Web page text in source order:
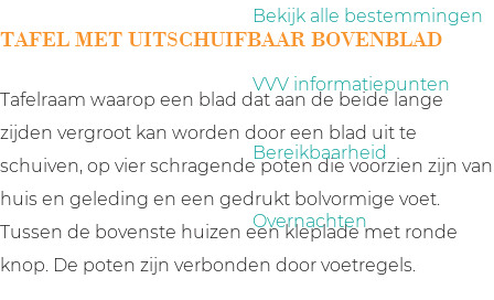
Bekijk alle bestemmingen
VVV informatiepunten
Bereikbaarheid
Overnachten
TAFEL MET UITSCHUIFBAAR BOVENBLAD
Tafelraam waarop een blad dat aan de beide lange
zijden vergroot kan worden door een blad uit te
schuiven, op vier schragende poten die voorzien zijn van
huis en geleding en een gedrukt bolvormige voet.
Tussen de bovenste huizen een kleplade met ronde
knop. De poten zijn verbonden door voetregels.